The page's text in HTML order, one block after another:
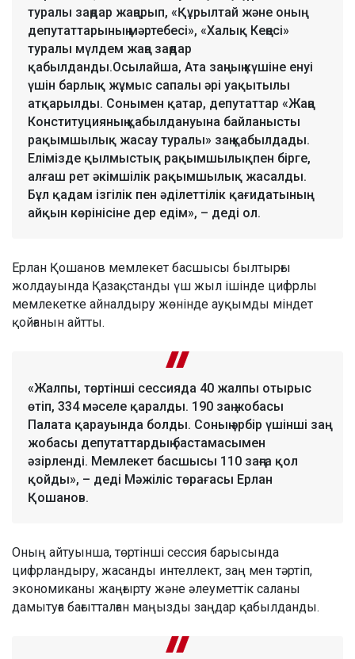
туралы заңдар жаңарып, «Құрылтай және оның
депутаттарының мәртебесі», «Халық Кеңесі»
туралы мүлдем жаңа заңдар
қабылданды.Осылайша, Ата заңның күшіне енуі
үшін барлық жұмыс сапалы әрі уақытылы
атқарылды. Сонымен қатар, депутаттар «Жаңа
Конституцияның қабылдануына байланысты
рақымшылық жасау туралы» заң қабылдады.
Елімізде қылмыстық рақымшылықпен бірге,
алғаш рет әкімшілік рақымшылық жасалды.
Бұл қадам ізгілік пен әділеттілік қағидатының
айқын көрінісіне дер едім», – деді ол.
Ерлан Қошанов мемлекет басшысы былтырғы
жолдауында Қазақстанды үш жыл ішінде цифрлы
мемлекетке айналдыру жөнінде ауқымды міндет
қойғанын айтты.
«Жалпы, төртінші сессияда 40 жалпы отырыс
өтіп, 334 мәселе қаралды. 190 заң жобасы
Палата қарауында болды. Соның әрбір үшінші заң
жобасы депутаттардың бастамасымен
әзірленді. Мемлекет басшысы 110 заңға қол
қойды», – деді Мәжіліс төрағасы Ерлан
Қошанов.
Оның айтуынша, төртінші сессия барысында
цифрландыру, жасанды интеллект, заң мен тәртіп,
экономиканы жаңғырту және әлеуметтік саланы
дамытуға бағытталған маңызды заңдар қабылданды.